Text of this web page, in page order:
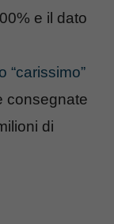
e il dato
“carissimo”
consegnate
di